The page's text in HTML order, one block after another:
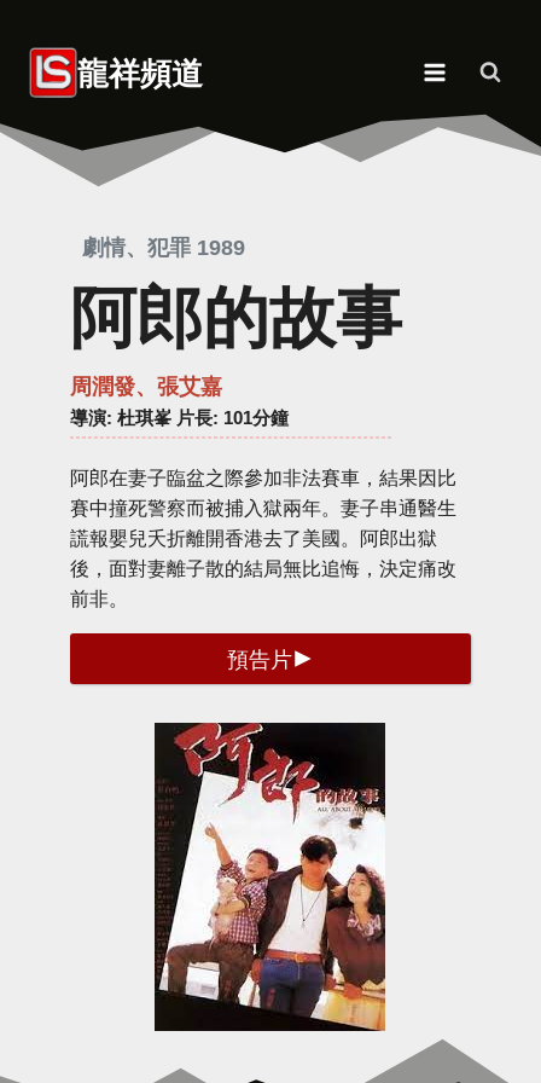
content 龍祥頻道
劇情、犯罪 1989
阿郎的故事
周潤發、張艾嘉
導演: 杜琪峯 片長: 101分鐘
阿郎在妻子臨盆之際參加非法賽車，結果因比
賽中撞死警察而被捕入獄兩年。妻子串通醫生
謊報嬰兒夭折離開香港去了美國。阿郎出獄
後，面對妻離子散的結局無比追悔，決定痛改
前非。
預告片